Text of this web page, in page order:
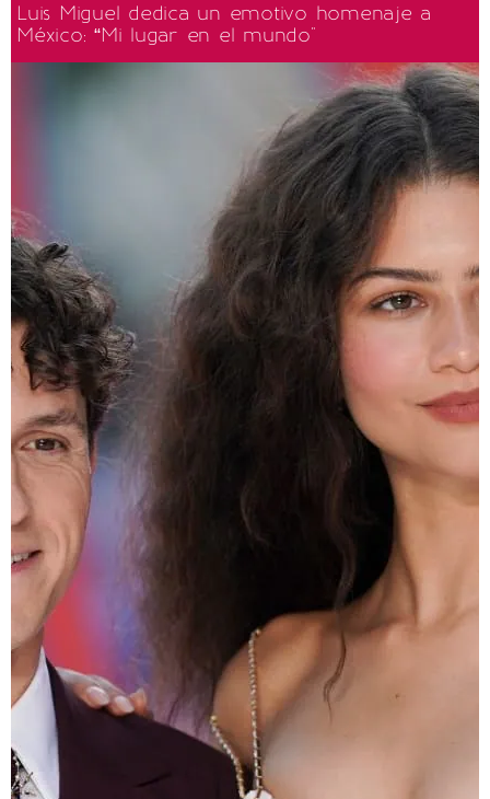
Luis Miguel dedica un emotivo homenaje a
México: “Mi lugar en el mundo"